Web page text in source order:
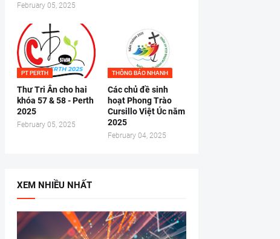
February 05, 2025
PT PERTH
Thư Tri Ân cho hai
khóa 57 & 58 - Perth
2025
February 05, 2025
THÔNG BÁO NHANH
Các chủ đề sinh
hoạt Phong Trào
Cursillo Việt Úc năm
2025
February 04, 2025
XEM NHIỀU NHẤT